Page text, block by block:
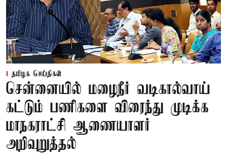
தமிழக செய்திகள்
சென்னையில் மழைநீர் வடிகால்வாய்
கட்டும் பணிகளை விரைந்து முடிக்க
மாநகராட்சி ஆணையாளர்
அறிவுறுத்தல்